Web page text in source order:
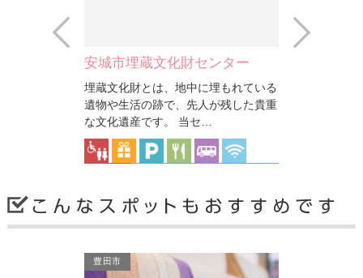
安城市埋蔵文化財センター
埋蔵文化財とは、地中に埋もれている
遺物や生活の跡で、先人が残した貴重
な文化遺産です。 当セ…
豊田市